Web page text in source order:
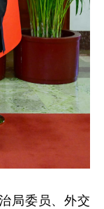
局委员、外交